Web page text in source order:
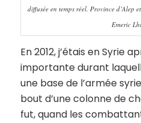
diffusée en temps réel. Province
Emeric
En 2012, j’étais en Syrie
importante durant
une base de l’armée
bout d’une colonne de
fut, quand les